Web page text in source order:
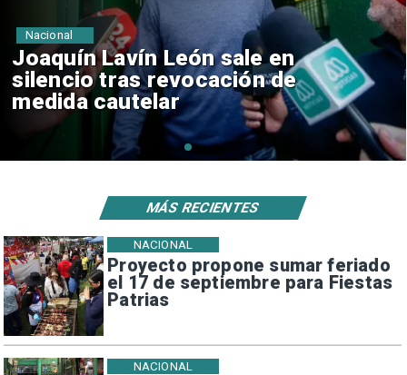
Chile y Venezuela formalizan
reinicio de relaciones
consulares
Nacional
Proyecto propone sumar feriado
el 17 de septiembre para Fiestas
Patrias
NACIONAL
NACIONAL
MÁS RECIENTES